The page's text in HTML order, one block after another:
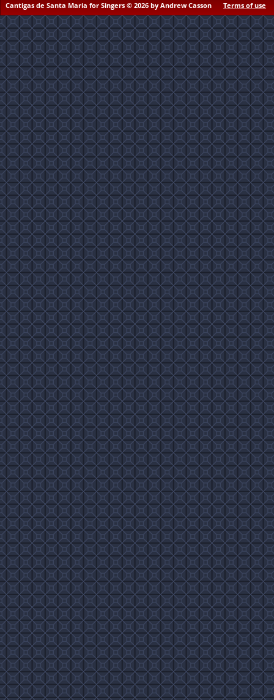
Cantigas de Santa Maria for Singers © 2026 by Andrew Casson Terms of use